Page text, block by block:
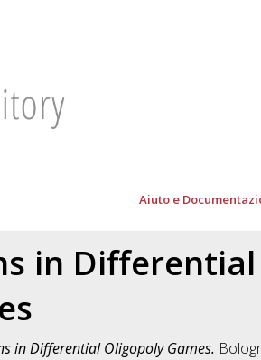
Aiuto e
in Differential
in Differential Oligopoly Games.